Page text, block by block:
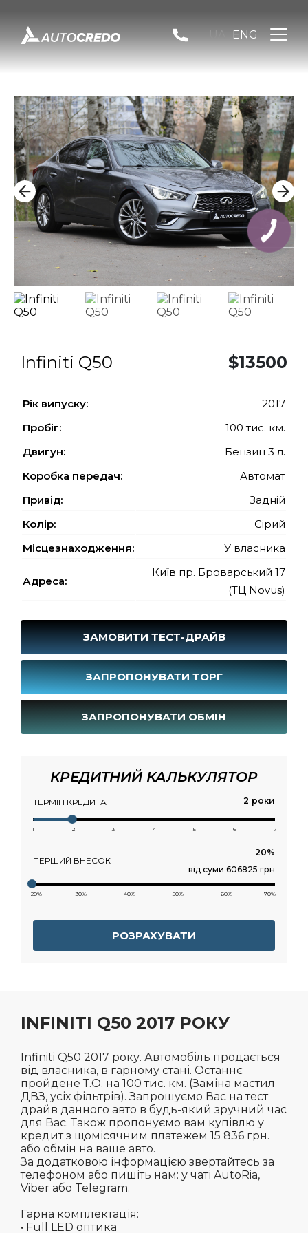
ENG
Infiniti Q50 $13500
Рiк випуску:
2017
Пробіг:
100 тис. км.
Двигун:
Бензин 3 л.
Коробка передач:
Автомат
Привід:
Задній
Колір:
Сірий
Місцезнаходження:
У власника
Адреса:
Київ пр. Броварський 17
(ТЦ Novus)
ЗАМОВИТИ ТЕСТ-ДРАЙВ
ЗАПРОПОНУВАТИ ТОРГ
ЗАПРОПОНУВАТИ ОБМІН
КРЕДИТНИЙ КАЛЬКУЛЯТОР
ТЕРМІН КРЕДИТА роки
1 2 3 4 5 6 7
ПЕРШИЙ ВНЕСОК
від суми 606825 грн
20% 30% 40% 50% 60% 70%
РОЗРАХУВАТИ
INFINITI Q50 2017 РОКУ
Infiniti Q50 2017 року. Автомобіль продається
від власника, в гарному стані. Останнє
пройдене Т.О. на 100 тис. км. (Заміна мастил
ДВЗ, усіх фільтрів). Запрошуємо Вас на тест
драйв данного авто в будь-який зручний час
для Вас. Також пропонуємо вам купівлю у
кредит з щомісячним платежем 15 836 грн.
або обмін на ваше авто.
За додатковою інформацією звертайтесь за
телефоном або пишіть нам: у чаті AutoRia,
Viber або Telegram.
Гарна комплектація:
• Full LED оптика